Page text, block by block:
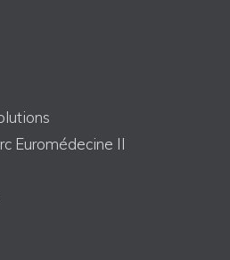
Euromédecine II